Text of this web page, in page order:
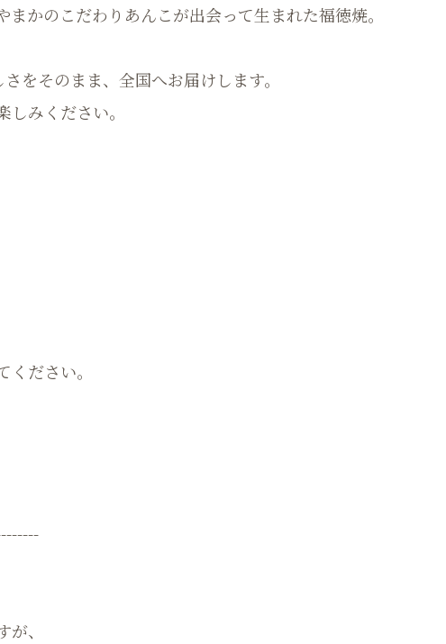
かのこだわりあんこが出会って生まれた福徳焼。
をそのまま、全国へお届けします。
みください。
ださい。
、